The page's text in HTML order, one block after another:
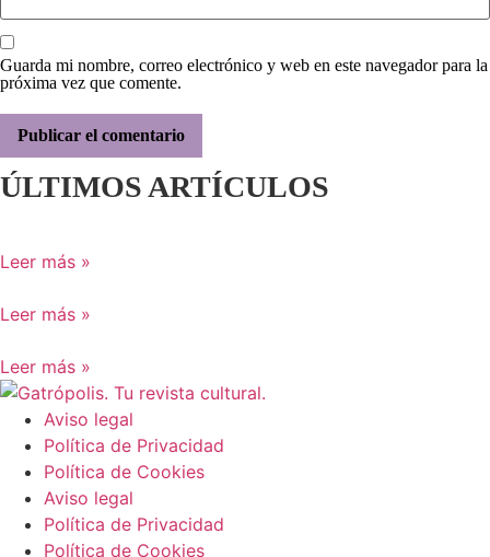
Guarda mi nombre, correo electrónico y web en este navegador para la
próxima vez que comente.
ÚLTIMOS ARTÍCULOS
Leer más »
Leer más »
Leer más »
Aviso legal
Política de Privacidad
Política de Cookies
Aviso legal
Política de Privacidad
Política de Cookies